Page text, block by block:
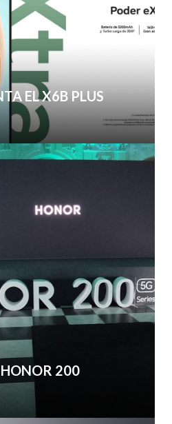
EL X6B PLUS
HONOR 200